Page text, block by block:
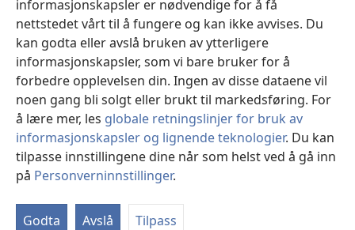
informasjonskapsler er nødvendige for å få
nettstedet vårt til å fungere og kan ikke avvises. Du
kan godta eller avslå bruken av ytterligere
informasjonskapsler, som vi bare bruker for å
forbedre opplevelsen din. Ingen av disse dataene vil
noen gang bli solgt eller brukt til markedsføring. For
å lære mer, les globale retningslinjer for bruk av
informasjonskapsler og lignende teknologier. Du kan
tilpasse innstillingene dine når som helst ved å gå inn
på Personverninnstillinger.
Godta Avslå Tilpass
nytt
vindu) JW Hub ®
(åpner
nytt
vindu)JW Library ®
Watchtower Library
Copyright
© 2026 Watch Tower Bible and Tract Society of Pennsylvania.
VILKÅR FOR BRUK| PERSONVERN